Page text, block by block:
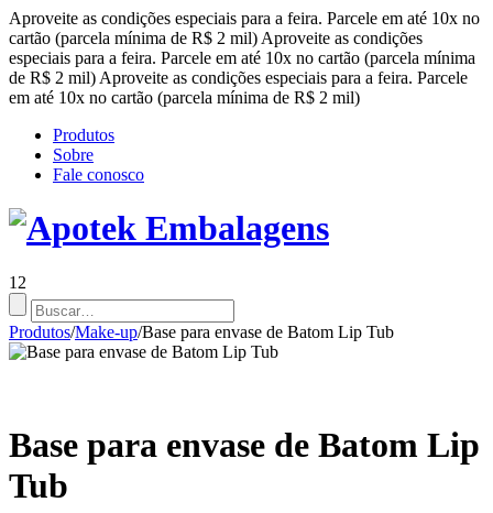
Aproveite as condições especiais para a feira. Parcele em até 10x no
cartão (parcela mínima de R$ 2 mil) Aproveite as condições
especiais para a feira. Parcele em até 10x no cartão (parcela mínima
de R$ 2 mil) Aproveite as condições especiais para a feira. Parcele
em até 10x no cartão (parcela mínima de R$ 2 mil)
Produtos
Sobre
Fale conosco
12
Produtos/Make-up/Base para envase de Batom Lip Tub
Base para envase de Batom Lip
Tub